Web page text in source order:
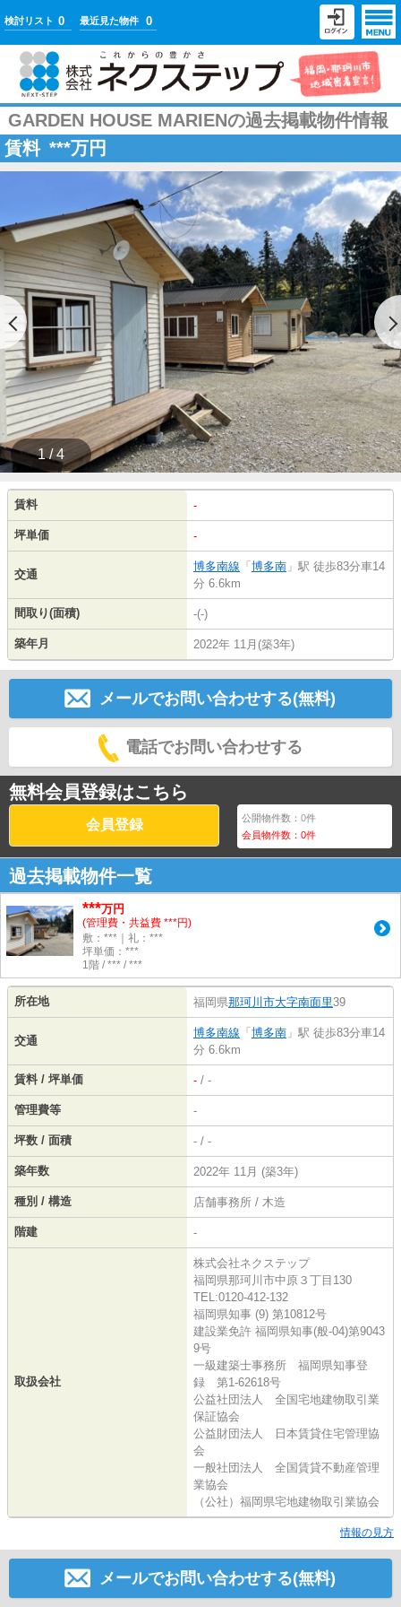
検討リスト 0 最近見た物件 0
GARDEN HOUSE MARIENの過去掲載物件情報
賃料 ***万円
1 / 4
賃料 -
坪単価 -
交通
博多南線 「博多南 」駅 徒歩83分車14
分 6.6km
間取り(面積) -(-)
築年月 2022年 11月(築3年)
メールでお問い合わせする(無料)
電話でお問い合わせする
無料会員登録はこちら
会員登録 公開物件数：0件
会員物件数：0件
過去掲載物件一覧
***万円
(管理費・共益費 ***円)
敷：***｜礼：***
坪単価：***
1階 / *** / ***
所在地 福岡県那珂川市大字南面里39
交通
博多南線 「博多南 」駅 徒歩83分車14
分 6.6km
賃料 / 坪単価 - / -
管理費等 -
坪数 / 面積 - / -
築年数 2022年 11月 (築3年)
種別 / 構造 店舗事務所 / 木造
階建 -
取扱会社
株式会社ネクステップ
福岡県那珂川市中原３丁目130
TEL:0120-412-132
福岡県知事 (9) 第10812号
建設業免許 福岡県知事(般-04)第9043
9号
一級建築士事務所 福岡県知事登
録 第1-62618号
公益社団法人 全国宅地建物取引業
保証協会
公益財団法人 日本賃貸住宅管理協
会
一般社団法人 全国賃貸不動産管理
業協会
（公社）福岡県宅地建物取引業協会
情報の見方
メールでお問い合わせする(無料)